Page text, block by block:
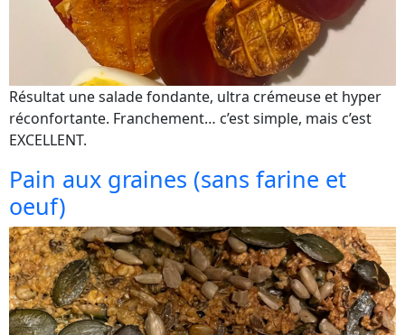
Résultat une salade fondante, ultra crémeuse et hyper
réconfortante. Franchement… c’est simple, mais c’est
EXCELLENT.
Pain aux graines (sans farine et
oeuf)